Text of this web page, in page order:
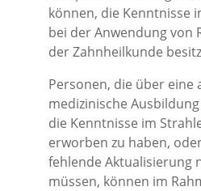
können, die Kenntnisse
bei der Anwendung von
der Zahnheilkunde
Personen, die über eine
medizinische
die Kenntnisse im
erworben zu haben,
fehlende Aktualisierung
müssen, können im